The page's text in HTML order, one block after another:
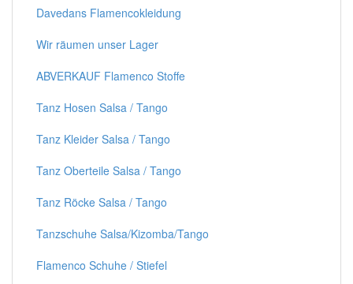
Davedans Flamencokleidung
Wir räumen unser Lager
ABVERKAUF Flamenco Stoffe
Tanz Hosen Salsa / Tango
Tanz Kleider Salsa / Tango
Tanz Oberteile Salsa / Tango
Tanz Röcke Salsa / Tango
Tanzschuhe Salsa/Kizomba/Tango
Flamenco Schuhe / Stiefel